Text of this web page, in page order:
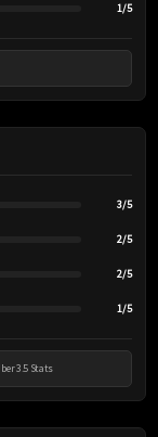
1/5
3/5
2/5
2/5
1/5
3.5 Stats